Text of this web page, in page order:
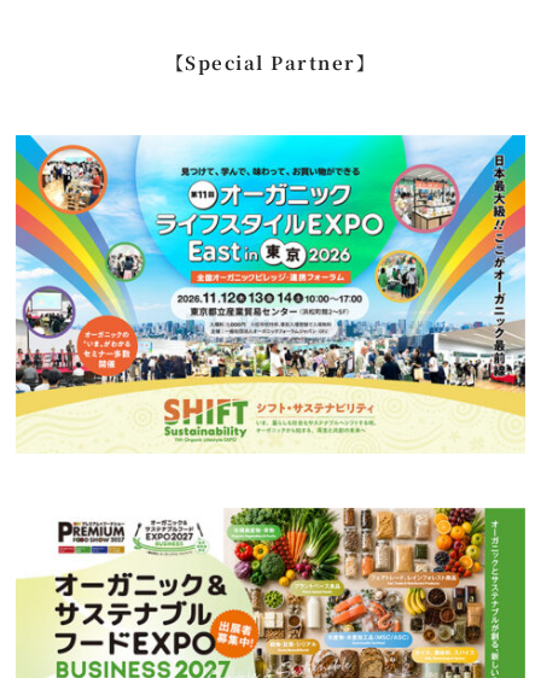
【Special Partner】